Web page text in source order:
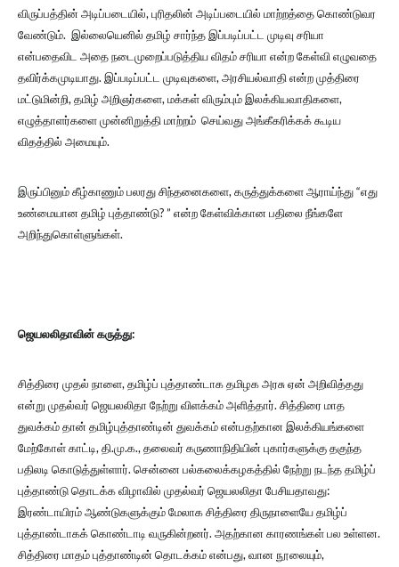
விருப்பத்தின் அடிப்படையில், புரிதலின் அடிப்படையில் மாற்றத்தை கொண்டுவர
வேண்டும். இல்லையெனில் தமிழ் சார்ந்த இப்படிப்பட்ட முடிவு சரியா
என்பதைவிட அதை நடைமுறைப்படுத்திய விதம் சரியா என்ற கேள்வி எழுவதை
தவிர்க்கமுடியாது. இப்படிப்பட்ட முடிவுகளை, அரசியல்வாதி என்ற முத்திரை
மட்டுமின்றி, தமிழ் அறிஞர்களை, மக்கள் விரும்பும் இலக்கியவாதிகளை,
எழுத்தாளர்களை முன்னிறுத்தி மாற்றம் செய்வது அங்கீகரிக்கக் கூடிய
விதத்தில் அமையும்.
இருப்பினும் கீழ்காணும் பலரது சிந்தனைகளை, கருத்துக்களை ஆராய்ந்து “எது
உண்மையான தமிழ் புத்தாண்டு? ” என்ற கேள்விக்கான பதிலை நீங்களே
அறிந்துகொள்ளுங்கள்.
ஜெயலலிதாவின் கருத்து:
சித்திரை முதல் நாளை, தமிழ்ப் புத்தாண்டாக தமிழக அரசு ஏன் அறிவித்தது
என்று முதல்வர் ஜெயலலிதா நேற்று விளக்கம் அளித்தார். சித்திரை மாத
துவக்கம் தான் தமிழ்புத்தாண்டின் துவக்கம் என்பதற்கான இலக்கியங்களை
மேற்கோள் காட்டி, தி.மு.க., தலைவர் கருணாநிதியின் புகார்களுக்கு தகுந்த
பதிலடி கொடுத்துள்ளார். சென்னை பல்கலைக்கழகத்தில் நேற்று நடந்த தமிழ்ப்
புத்தாண்டு தொடக்க விழாவில் முதல்வர் ஜெயலலிதா பேசியதாவது:
இரண்டாயிரம் ஆண்டுகளுக்கும் மேலாக சித்திரை திருநாளையே தமிழ்ப்
புத்தாண்டாகக் கொண்டாடி வருகின்றனர். அதற்கான காரணங்கள் பல உள்ளன.
சித்திரை மாதம் புத்தாண்டின் தொடக்கம் என்பது, வான நூலையும்,